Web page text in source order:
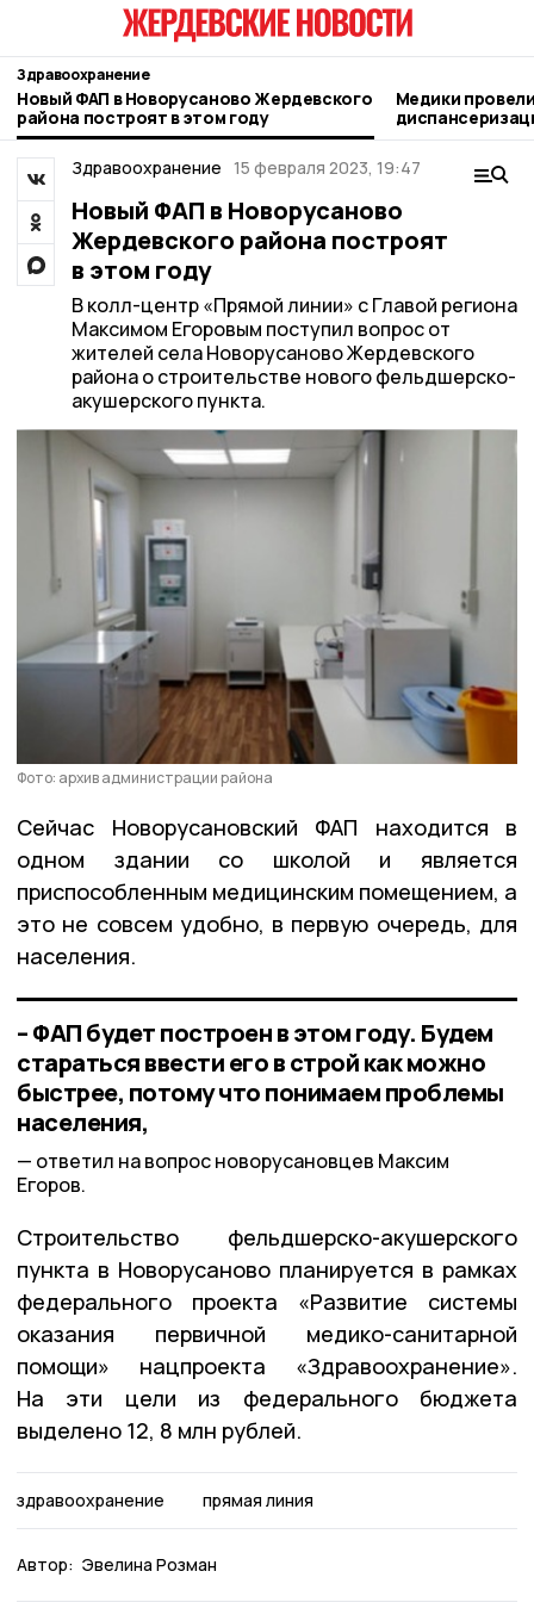
Здравоохранение
Новый ФАП в Новорусаново Жердевского
района построят в этом году
Медики
сахарном
Здравоохранение 15 февраля 2023, 19:47
Новый ФАП в Новорусаново
Жердевского района построят
в этом году
В колл-центр «Прямой линии» с Главой региона
Максимом Егоровым поступил вопрос от
жителей села Новорусаново Жердевского
района о строительстве нового фельдшерско-
акушерского пункта.
Фото: архив администрации района
Сейчас Новорусановский ФАП находится в
одном здании со школой и является
приспособленным медицинским помещением, а
это не совсем удобно, в первую очередь, для
населения.
– ФАП будет построен в этом году. Будем
стараться ввести его в строй как можно
быстрее, потому что понимаем проблемы
населения,
ответил на вопрос новорусановцев Максим
Егоров.
Строительство фельдшерско-акушерского
пункта в Новорусаново планируется в рамках
федерального проекта «Развитие системы
оказания первичной медико-санитарной
помощи» нацпроекта «Здравоохранение».
На эти цели из федерального бюджета
выделено 12, 8 млн рублей.
здравоохранение прямая линия
Автор: Эвелина Розман